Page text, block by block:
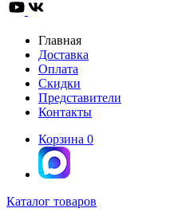
Главная
Доставка
Оплата
Скидки
Представители
Контакты
Корзина 0
Каталог товаров